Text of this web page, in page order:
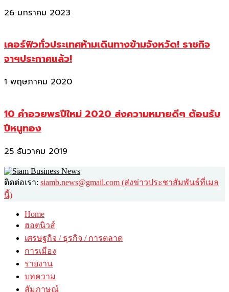
26 มกราคม 2023
เคอร์ฟิวทั่วประเทศห้ามเดินทางข้ามจังหวัด! ราชกิจ
จาฯประกาศแล้ว!
1 พฤษภาคม 2020
10 คำอวยพรปีใหม่ 2020 ส่งความหมายดีๆ ต้อนรับ
ปีหนูทอง
25 ธันวาคม 2019
ติดต่อเรา: siamb.news@gmail.com (ส่งข่าวประชาสัมพันธ์ที่เมล
นี้)
Home
ฮอตนิวส์
เศรษฐกิจ / ธุรกิจ / การตลาด
การเมือง
รายงาน
บทความ
สัมภาษณ์